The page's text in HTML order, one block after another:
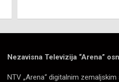
Nezavisna Televizija “Arena”
NTV „Arena“ digitalnim